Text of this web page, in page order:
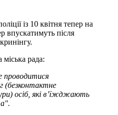
із 10 квітня тепер на
впускатимуть після
рада:
проводитися
(безконтактне
осіб, які в’їжджають